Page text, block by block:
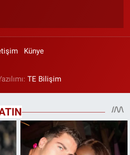
Künye
TE Bilişim